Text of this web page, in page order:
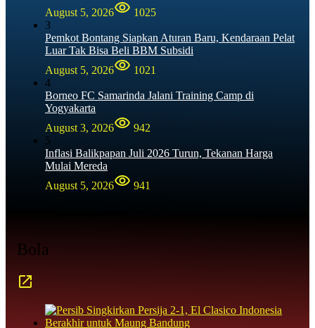
August 5, 2026
1025
3
Pemkot Bontang Siapkan Aturan Baru, Kendaraan Pelat
Luar Tak Bisa Beli BBM Subsidi
August 5, 2026
1021
4
Borneo FC Samarinda Jalani Training Camp di
Yogyakarta
August 3, 2026
942
5
Inflasi Balikpapan Juli 2026 Turun, Tekanan Harga
Mulai Mereda
August 5, 2026
941
Bola